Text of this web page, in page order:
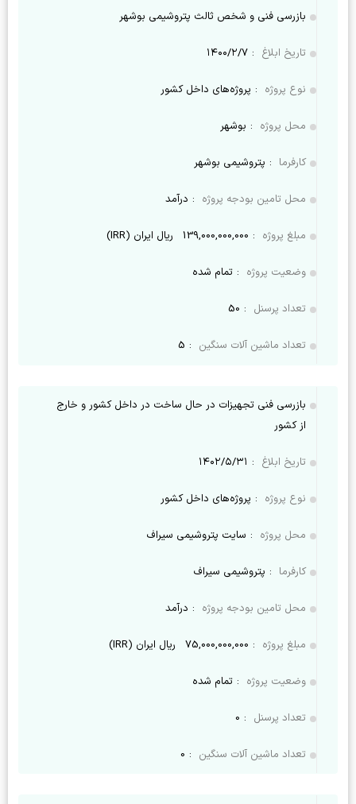
بازرسی فنی و شخص ثالث پتروشیمی بوشهر
تاریخ ابلاغ : ۱۴۰۰/۲/۷
نوع پروژه : پروژه‌های داخل کشور
محل پروژه : بوشهر
کارفرما : پتروشیمی بوشهر
محل تامین بودجه پروژه : درآمد
مبلغ پروژه :
139,000,000,000 ریال ایران (IRR)
وضعیت پروژه : تمام شده
تعداد پرسنل :
50
تعداد ماشین آلات سنگین :
5
بازرسی فنی تجهیزات در حال ساخت در داخل کشور و خارج
از کشور
تاریخ ابلاغ : ۱۴۰۲/۵/۳۱
نوع پروژه : پروژه‌های داخل کشور
محل پروژه : سایت پتروشیمی سیراف
کارفرما : پتروشیمی سیراف
محل تامین بودجه پروژه : درآمد
مبلغ پروژه :
75,000,000,000 ریال ایران (IRR)
وضعیت پروژه : تمام شده
تعداد پرسنل :
0
تعداد ماشین آلات سنگین :
0